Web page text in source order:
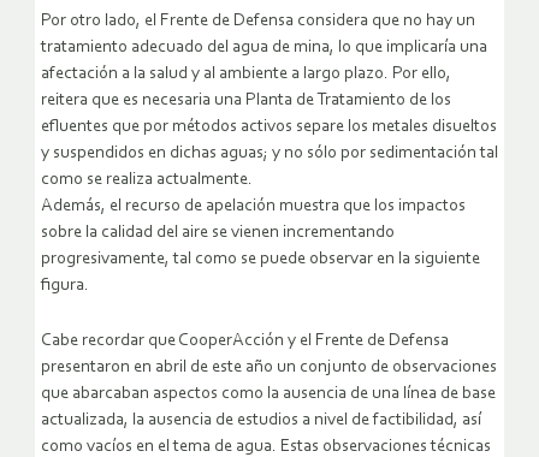
Por otro lado, el Frente de Defensa considera que no hay un
tratamiento adecuado del agua de mina, lo que implicaría una
afectación a la salud y al ambiente a largo plazo. Por ello,
reitera que es necesaria una Planta de Tratamiento de los
efluentes que por métodos activos separe los metales disueltos
y suspendidos en dichas aguas; y no sólo por sedimentación tal
como se realiza actualmente.
Además, el recurso de apelación muestra que los impactos
sobre la calidad del aire se vienen incrementando
progresivamente, tal como se puede observar en la siguiente
figura.
Cabe recordar que CooperAcción y el Frente de Defensa
presentaron en abril de este año un conjunto de observaciones
que abarcaban aspectos como la ausencia de una línea de base
actualizada, la ausencia de estudios a nivel de factibilidad, así
como vacíos en el tema de agua. Estas observaciones técnicas